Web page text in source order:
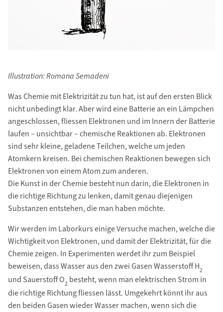
Illustration: Romana Semadeni
Was Chemie mit Elektrizität zu tun hat, ist auf den ersten Blick
nicht unbedingt klar. Aber wird eine Batterie an ein Lämpchen
angeschlossen, fliessen Elektronen und im Innern der Batterie
laufen – unsichtbar – chemische Reaktionen ab. Elektronen
sind sehr kleine, geladene Teilchen, welche um jeden
Atomkern kreisen. Bei chemischen Reaktionen bewegen sich
Elektronen von einem Atom zum anderen.
Die Kunst in der Chemie besteht nun darin, die Elektronen in
die richtige Richtung zu lenken, damit genau diejenigen
Substanzen entstehen, die man haben möchte.
Wir werden im Laborkurs einige Versuche machen, welche die
Wichtigkeit von Elektronen, und damit der Elektrizität, für die
Chemie zeigen. In Experimenten werdet ihr zum Beispiel
beweisen, dass Wasser aus den zwei Gasen Wasserstoff H2
und Sauerstoff O2 besteht, wenn man elektrischen Strom in
die richtige Richtung fliessen lässt. Umgekehrt könnt ihr aus
den beiden Gasen wieder Wasser machen, wenn sich die